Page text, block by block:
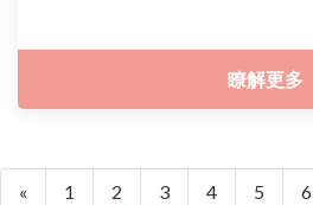
瞭解更多
« 1 2 3 4 5 6